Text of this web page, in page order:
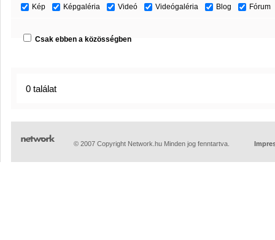
Kép Képgaléria Videó Videógaléria Blog Fórum
Csak ebben a közösségben
0 találat
© 2007 Copyright Network.hu Minden jog fenntartva.